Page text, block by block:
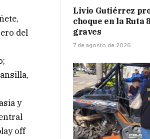
del
y
off
Livio Gutiérrez
choque en la Ruta
graves
7 de agosto de 2026